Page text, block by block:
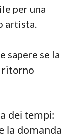
per una
artista.
sapere se la
ritorno
dei tempi:
la domanda